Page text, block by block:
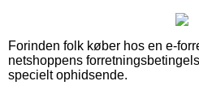
Forinden folk køber hos en e-
netshoppens
specielt ophidsende.